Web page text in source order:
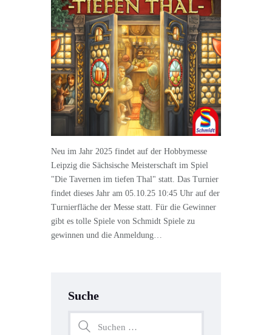
Neu im Jahr 2025 findet auf der Hobbymesse
Leipzig die Sächsische Meisterschaft im Spiel
"Die Tavernen im tiefen Thal" statt. Das Turnier
findet dieses Jahr am 05.10.25 10:45 Uhr auf der
Turnierfläche der Messe statt. Für die Gewinner
gibt es tolle Spiele von Schmidt Spiele zu
gewinnen und die Anmeldung…
Suche